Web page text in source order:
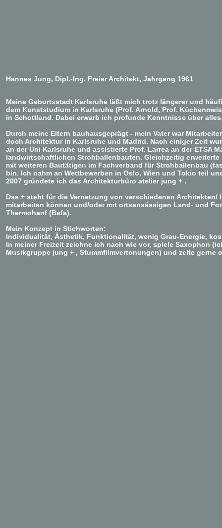
Hannes Jung, Dipl.-Ing. Freier Architekt, Jahrgang 1961
Meine Geburtsstadt Karlsruhe läßt mich trotz längerer und
dem Kunststudium in Karlsruhe (Prof. Arnold, Prof.
in Schottland. Dabei erwarb ich profunde Kenntnisse über
Durch meine Eltern bauhausgeprägt - mein Vater war
doch Architektur in Karlsruhe und Madrid. Nach einiger Zeit
an der Uni Karlsruhe und assistierte Prof. Larrea an der ETSA
landwirtschaftlichen Strohballenbauten. Gleichzeitig
mit weiteren Bautätigen im Fachverband für Strohballenbau
bin. Ich nahm an Wettbewerben in Oslo, Wien und Tokio teil
2007 gründete ich das Architekturbüro atelier jung + .
Das + steht für die Vernetzung von verschiedenen
mitarbeiten können und/oder mit ortsansässigen Land- und
Thermohanf (Bafa).
Mein Konzept in Stichworten:
Individualität, Ästhetik, Funktionalität, wenig Grau-Energie,
In meiner Freizeit zeichne ich nach wie vor, spiele Saxophon
Musikgruppe jung + , Stummfilmvertonungen) und zelte gerne